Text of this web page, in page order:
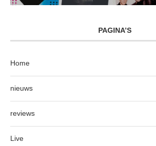
PAGINA’S
Home
nieuws
reviews
Live